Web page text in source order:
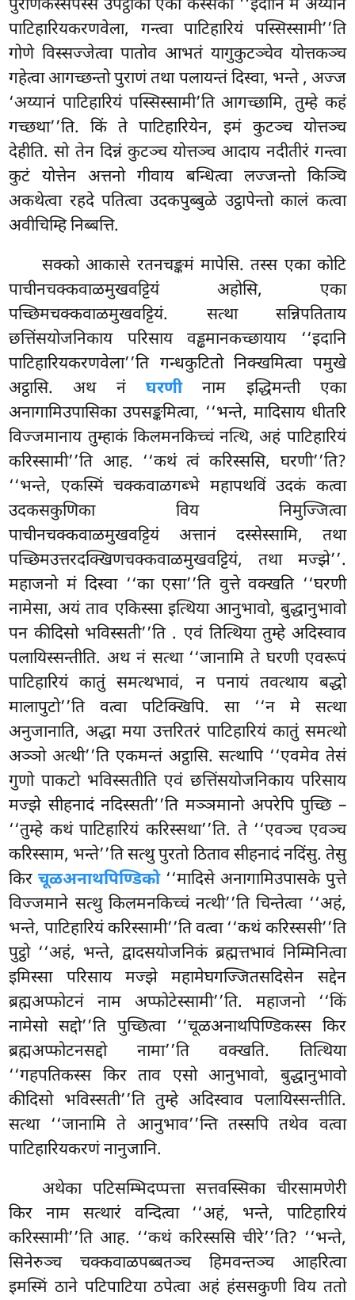
पुराणकस्सपस्स उपट्ठाको एको कस्सको ‘‘इदानि मे अय्यानं
पाटिहारियकरणवेला, गन्त्वा पाटिहारियं पस्सिस्सामी’’ति
गोणे विस्सज्जेत्वा पातोव आभतं यागुकुटञ्चेव योत्तकञ्च
गहेत्वा आगच्छन्तो पुराणं तथा पलायन्तं दिस्वा, भन्ते, अज्ज
‘अय्यानं पाटिहारियं पस्सिस्सामी’ति आगच्छामि, तुम्हे कहं
गच्छथा’’ति. किं ते पाटिहारियेन, इमं कुटञ्च योत्तञ्च
देहीति. सो तेन दिन्नं कुटञ्च योत्तञ्च आदाय नदीतीरं गन्त्वा
कुटं योत्तेन अत्तनो गीवाय बन्धित्वा लज्जन्तो किञ्चि
अकथेत्वा रहदे पतित्वा उदकपुब्बुळे उट्ठापेन्तो कालं कत्वा
अवीचिम्हि निब्बत्ति.
सक्कोआकासे रतनचङ्कमं मापेसि. तस्स एका कोटि
पाचीनचक्कवाळमुखवट्टियं अहोसि, एका
पच्छिमचक्कवाळमुखवट्टियं. सत्था सन्निपतिताय
छत्तिंसयोजनिकाय परिसाय वड्ढमानकच्छायाय ‘‘इदानि
पाटिहारियकरणवेला’’ति गन्धकुटितो निक्खमित्वा पमुखे
अट्ठासि. अथ नं घरणीनाम इद्धिमन्ती एका
अनागामिउपासिका उपसङ्कमित्वा, ‘‘भन्ते, मादिसाय धीतरि
विज्जमानाय तुम्हाकं किलमनकिच्चं नत्थि, अहं पाटिहारियं
करिस्सामी’’ति आह. ‘‘कथं त्वं करिस्ससि, घरणी’’ति?
‘‘भन्ते, एकस्मिं चक्कवाळगब्भे महापथविं उदकं कत्वा
उदकसकुणिका विय निमुज्जित्वा
पाचीनचक्कवाळमुखवट्टियं अत्तानं दस्सेस्सामि, तथा
पच्छिमउत्तरदक्खिणचक्कवाळमुखवट्टियं, तथा मज्झे’’.
महाजनो मं दिस्वा ‘‘का एसा’’ति वुत्ते वक्खति ‘‘घरणी
नामेसा, अयं ताव एकिस्सा इत्थिया आनुभावो, बुद्धानुभावो
पन कीदिसो भविस्सती’’ति . एवं तित्थिया तुम्हे अदिस्वाव
पलायिस्सन्तीति. अथ नं सत्था ‘‘जानामि ते घरणी एवरूपं
पाटिहारियं कातुं समत्थभावं, न पनायं तवत्थाय बद्धो
मालापुटो’’ति वत्वा पटिक्खिपि. सा ‘‘न मे सत्था
अनुजानाति, अद्धा मया उत्तरितरं पाटिहारियं कातुं समत्थो
अञ्ञो अत्थी’’ति एकमन्तं अट्ठासि. सत्थापि ‘‘एवमेव तेसं
गुणो पाकटो भविस्सतीति एवं छत्तिंसयोजनिकाय परिसाय
मज्झे सीहनादं नदिस्सती’’ति मञ्ञमानो अपरेपि पुच्छि –
‘‘तुम्हे कथं पाटिहारियं करिस्सथा’’ति. ते ‘‘एवञ्च एवञ्च
करिस्साम, भन्ते’’ति सत्थु पुरतो ठिताव सीहनादं नदिंसु. तेसु
किरचूळअनाथपिण्डिको‘‘मादिसे अनागामिउपासके पुत्ते
विज्जमाने सत्थु किलमनकिच्चं नत्थी’’ति चिन्तेत्वा ‘‘अहं,
भन्ते, पाटिहारियं करिस्सामी’’ति वत्वा ‘‘कथं करिस्ससी’’ति
पुट्ठो ‘‘अहं, भन्ते, द्वादसयोजनिकं ब्रह्मत्तभावं निम्मिनित्वा
इमिस्सा परिसाय मज्झे महामेघगज्जितसदिसेन सद्देन
ब्रह्मअप्फोटनं नाम अप्फोटेस्सामी’’ति. महाजनो ‘‘किं
नामेसो सद्दो’’ति पुच्छित्वा ‘‘चूळअनाथपिण्डिकस्स किर
ब्रह्मअप्फोटनसद्दो नामा’’ति वक्खति. तित्थिया
‘‘गहपतिकस्स किर ताव एसो आनुभावो, बुद्धानुभावो
कीदिसो भविस्सती’’ति तुम्हे अदिस्वाव पलायिस्सन्तीति.
सत्था ‘‘जानामि ते आनुभाव’’न्ति तस्सपि तथेव वत्वा
पाटिहारियकरणं नानुजानि.
अथेका पटिसम्भिदप्पत्ता सत्तवस्सिका चीरसामणेरी
किर नाम सत्थारं वन्दित्वा ‘‘अहं, भन्ते, पाटिहारियं
करिस्सामी’’ति आह. ‘‘कथं करिस्ससि चीरे’’ति? ‘‘भन्ते,
सिनेरुञ्च चक्कवाळपब्बतञ्च हिमवन्तञ्च आहरित्वा
इमस्मिं ठाने पटिपाटिया ठपेत्वा अहं हंससकुणी विय ततो